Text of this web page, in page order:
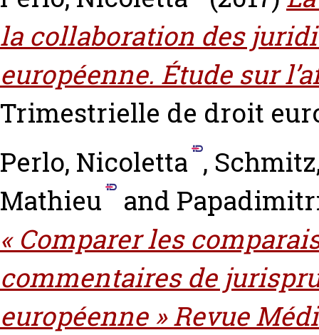
la collaboration des
européenne. Étude sur
Trimestrielle de droit
Perlo, Nicoletta ,
Mathieu
and
« Comparer les
commentaires de
européenne » Revue